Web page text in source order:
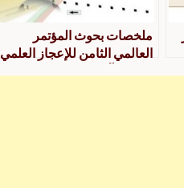
ملخصات بحوث المؤتمر
العالمي الثامن للإعجاز العلمي